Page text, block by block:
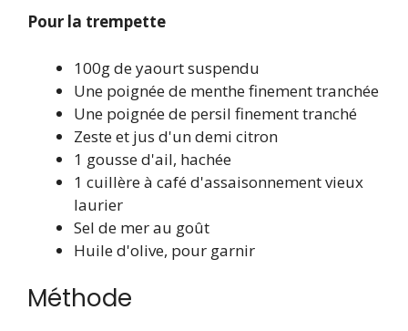
Pour la trempette
100g de yaourt suspendu
Une poignée de menthe finement tranchée
Une poignée de persil finement tranché
Zeste et jus d'un demi citron
1 gousse d'ail, hachée
1 cuillère à café d'assaisonnement vieux
laurier
Sel de mer au goût
Huile d'olive, pour garnir
Méthode